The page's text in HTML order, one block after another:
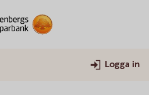
Logga in